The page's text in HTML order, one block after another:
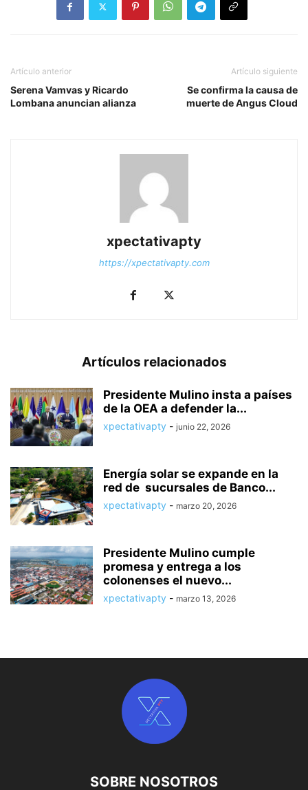
Artículo anterior
Serena Vamvas y Ricardo
Lombana anuncian alianza
Artículo siguiente
Se confirma la causa de
muerte de Angus Cloud
xpectativapty
https://xpectativapty.com
Artículos relacionados
Presidente Mulino insta a países
de la OEA a defender la...
xpectativapty - junio 22, 2026
Energía solar se expande en la
red de sucursales de Banco...
xpectativapty - marzo 20, 2026
Presidente Mulino cumple
promesa y entrega a los
colonenses el nuevo...
xpectativapty - marzo 13, 2026
SOBRE NOSOTROS